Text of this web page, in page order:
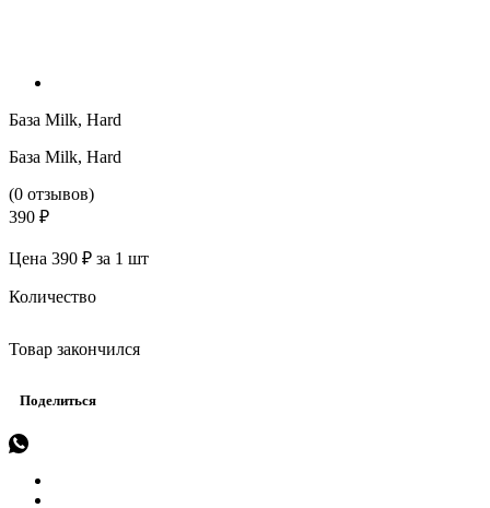
База Milk, Hard
База Milk, Hard
(0 отзывов)
390 ₽
Цена 390 ₽ за 1 шт
Количество
Товар закончился
Поделиться